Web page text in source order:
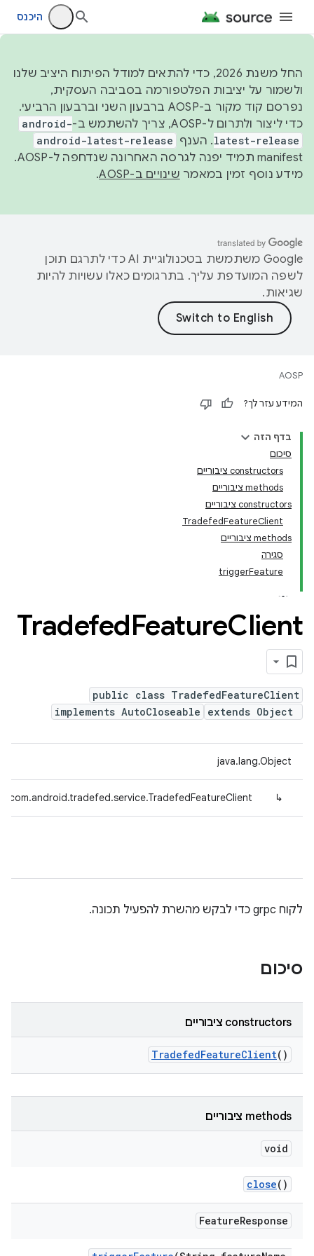
היכנס
החל משנת 2026, כדי להתאים למודל הפיתוח היציב שלנו
ולשמור על יציבות הפלטפורמה בסביבה העסקית,
נפרסם קוד מקור ב-AOSP ברבעון השני וברבעון הרביעי.
כדי ליצור ולתרום ל-AOSP, צריך להשתמש ב-
android-
latest-release. הענף android-latest-release
manifest תמיד יפנה לגרסה האחרונה שנדחפה ל-AOSP.
מידע נוסף זמין במאמר שינויים ב-AOSP .
‫Google משתמשת בטכנולוגיית AI כדי לתרגם תוכן
לשפה המועדפת עליך. בתרגומים כאלו עשויות להיות
שגיאות.
AOSP
המידע עזר לך?
בדף הזה
סיכום
‫constructors ציבוריים
‫methods ציבוריים
‫constructors ציבוריים
TradefedFeatureClient
‫methods ציבוריים
סגירה
triggerFeature
TradefedFeatureClient
public class TradefedFeatureClient
extends Object
implements AutoCloseable
java.lang.Object
↳
com.android.tradefed.service.TradefedFeatureClient
לקוח grpc כדי לבקש מהשרת להפעיל תכונה.
סיכום
‫constructors ציבוריים
TradefedFeatureClient()
‫methods ציבוריים
void
close()
FeatureResponse